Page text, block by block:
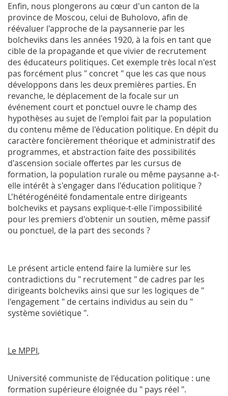
Enfin, nous plongerons au cœur d'un canton de la
province de Moscou, celui de Buholovo, afin de
réévaluer l'approche de la paysannerie par les
bolcheviks dans les années 1920, à la fois en tant que
cible de la propagande et que vivier de recrutement
des éducateurs politiques. Cet exemple très local n'est
pas forcément plus " concret " que les cas que nous
développons dans les deux premières parties. En
revanche, le déplacement de la focale sur un
événement court et ponctuel ouvre le champ des
hypothèses au sujet de l'emploi fait par la population
du contenu même de l'éducation politique. En dépit du
caractère foncièrement théorique et administratif des
programmes, et abstraction faite des possibilités
d'ascension sociale offertes par les cursus de
formation, la population rurale ou même paysanne a-t-
elle intérêt à s'engager dans l'éducation politique ?
L'hétérogénéité fondamentale entre dirigeants
bolcheviks et paysans explique-t-elle l'impossibilité
pour les premiers d'obtenir un soutien, même passif
ou ponctuel, de la part des seconds ?
Le présent article entend faire la lumière sur les
contradictions du " recrutement " de cadres par les
dirigeants bolcheviks ainsi que sur les logiques de "
l'engagement " de certains individus au sein du "
système soviétique ".
Le MPPI,
Université communiste de l'éducation politique : une
formation supérieure éloignée du " pays réel ".